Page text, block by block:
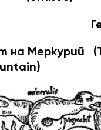
на Меркурий